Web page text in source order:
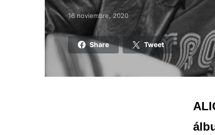
Posted on
16 noviembre, 2020
Share Tweet